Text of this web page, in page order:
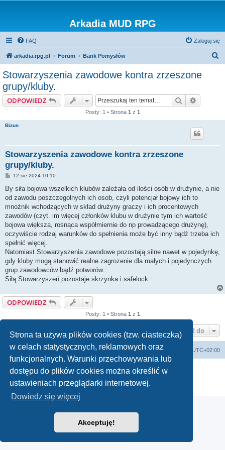
Strona ta używa plików cookies (tzw. ciasteczka)
w celach statystycznych, reklamowych oraz
funkcjonalnych. Warunki przechowywania lub
dostępu do plików cookies można określić w
ustawieniach przeglądarki internetowej.
Dowiedz się więcej
Akceptuję!
Arkadia MUD RPG
FAQ Zaloguj się
arkadia.rpg.pl Forum Bank Pomysłów
Stowarzyszenia zawodowe kontra zrzeszone
grupy/kluby.
ODPOWIEDZ Szukaj
Posty: 1 • Strona 1 z 1
Bizun
Stowarzyszenia zawodowe kontra zrzeszone
grupy/kluby.
P
s
t
12 sie 2024 10:10
By siła bojowa wszelkich klubów zależała od ilości osób w drużynie, a nie
od zawodu poszczegolnych ich osob, czyli potencjał bojowy ich to
mnożnik wchodzących w skład drużyny graczy i ich procentowych
zawodów (czyt. im więcej członków klubu w drużynie tym ich wartość
bojowa większa, rosnąca współmiernie do np prowadzącego drużynę),
oczywiście rodzaj warunków do spełnienia może być inny bądź trzeba ich
spełnić więcej.
Natomiast Stowarzyszenia zawodowe pozostają silne nawet w pojedynkę,
gdy kluby mogą stanowić realne zagrożenie dla małych i pojedynczych
grup zawodowców bądź potworów.
Siłą Stowarzyszeń pozostaje skrzynka i safelock.
ODPOWIEDZ
Posty: 1 • Strona 1 z 1
Przejdź do
arkadia.rpg.pl Forum Strefa czasowa UTC+02:00
Technologię dostarczaphpBB
® Forum Software © phpBB Limited
Zasady ochrony danych osobowych|Regulamin